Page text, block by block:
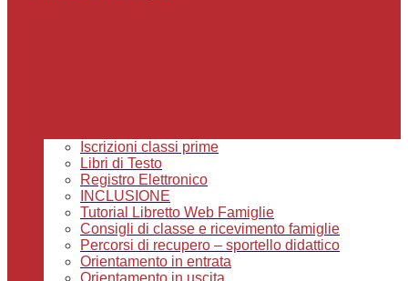
Iscrizioni classi prime
Libri di Testo
Registro Elettronico
INCLUSIONE
Tutorial Libretto Web Famiglie
Consigli di classe e ricevimento famiglie
Percorsi di recupero – sportello didattico
Orientamento in entrata